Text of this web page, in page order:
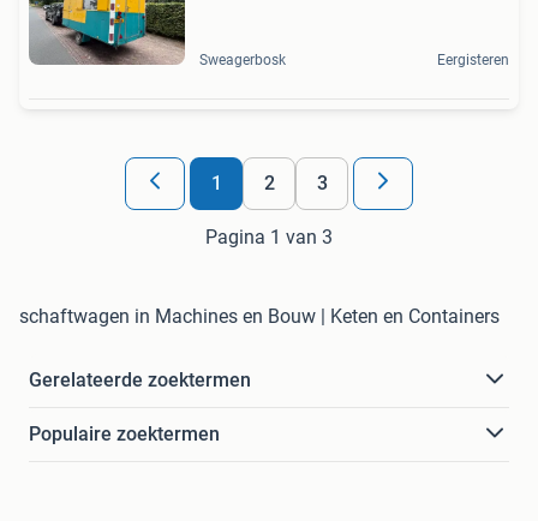
Sweagerbosk Eergisteren
1 2 3
Pagina 1 van 3
schaftwagen in Machines en Bouw | Keten en Containers
Gerelateerde zoektermen
Populaire zoektermen